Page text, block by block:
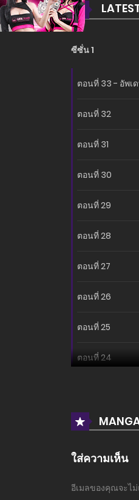
ซีซั่น 1
ตอนที่ 33 - อัพเ
ตอนที่ 32
ตอนที่ 31
ตอนที่ 30
ตอนที่ 29
ตอนที่ 28
ตอนที่ 27
ตอนที่ 26
ตอนที่ 25
ตอนที่ 24
ตอนที่ 22
ใส่ความเห็น
อีเมลของคุณจะไ